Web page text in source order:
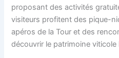
proposant des activités
visiteurs profitent des pique-
apéros de la Tour et des
découvrir le patrimoine viticole